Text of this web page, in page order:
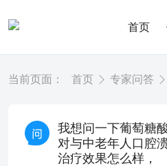
首页
当前页面： 首页 专家问答
我想问一下葡萄糖
对与中老年人口腔
治疗效果怎么样，